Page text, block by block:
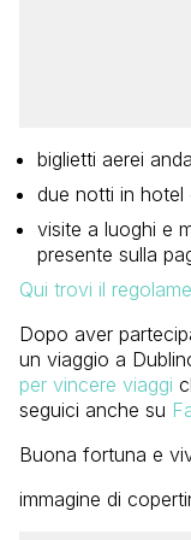
biglietti aerei
due notti in hotel
visite a luoghi e
presente sulla
Qui trovi il
Dopo aver
un viaggio a
per vincere viaggi
seguici anche su
Buona fortuna e
immagine di